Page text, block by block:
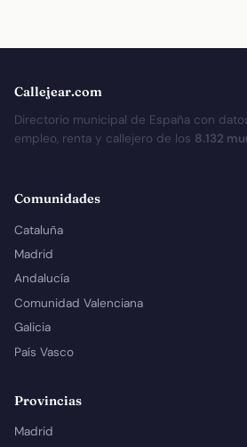
Callejear.com
Directorio municipal de España con
empleo, renta y callejero de los 8.132
Comunidades
Cataluña
Madrid
Andalucía
Comunidad Valenciana
Galicia
País Vasco
Provincias
Madrid